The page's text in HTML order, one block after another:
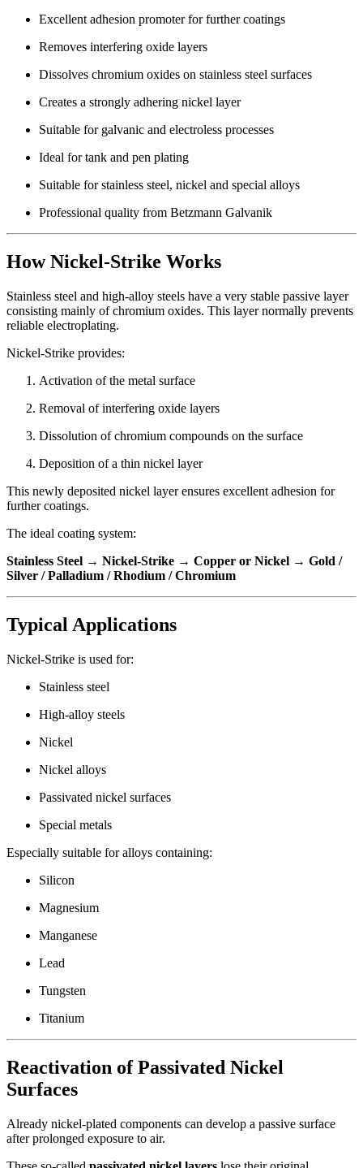
Excellent adhesion promoter for further coatings
Removes interfering oxide layers
Dissolves chromium oxides on stainless steel surfaces
Creates a strongly adhering nickel layer
Suitable for galvanic and electroless processes
Ideal for tank and pen plating
Suitable for stainless steel, nickel and special alloys
Professional quality from Betzmann Galvanik
How Nickel-Strike Works
Stainless steel and high-alloy steels have a very stable passive layer
consisting mainly of chromium oxides. This layer normally prevents
reliable electroplating.
Nickel-Strike provides:
Activation of the metal surface
Removal of interfering oxide layers
Dissolution of chromium compounds on the surface
Deposition of a thin nickel layer
This newly deposited nickel layer ensures excellent adhesion for
further coatings.
The ideal coating system:
Stainless Steel → Nickel-Strike → Copper or Nickel → Gold /
Silver / Palladium / Rhodium / Chromium
Typical Applications
Nickel-Strike is used for:
Stainless steel
High-alloy steels
Nickel
Nickel alloys
Passivated nickel surfaces
Special metals
Especially suitable for alloys containing:
Silicon
Magnesium
Manganese
Lead
Tungsten
Titanium
Reactivation of Passivated Nickel
Surfaces
Already nickel-plated components can develop a passive surface
after prolonged exposure to air.